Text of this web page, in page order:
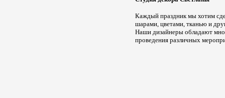
Каждый праздник мы хотим
шарами, цветами, тканью и
Наши дизайнеры обладают
проведения различных